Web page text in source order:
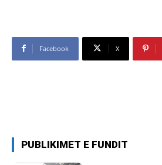
Facebook X
PUBLIKIMET E FUNDIT